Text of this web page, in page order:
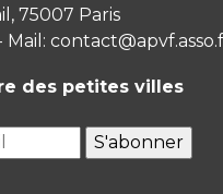
75007 Paris
Mail:
des petites villes